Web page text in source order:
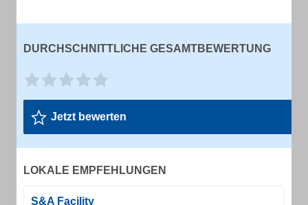
DURCHSCHNITTLICHE GESAMTBEWERTUNG
Jetzt bewerten
LOKALE EMPFEHLUNGEN
S&A Facility